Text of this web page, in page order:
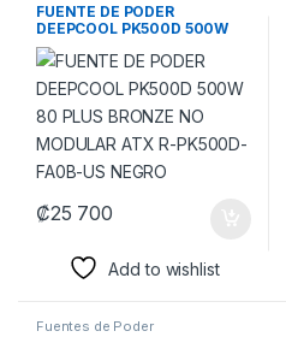
FUENTE DE PODER
DEEPCOOL PK500D 500W
80 PLUS BRONZE NO
MODULAR ATX R-PK500D-
FA0B-US NEGRO
₡25 700
Add to wishlist
Fuentes de Poder